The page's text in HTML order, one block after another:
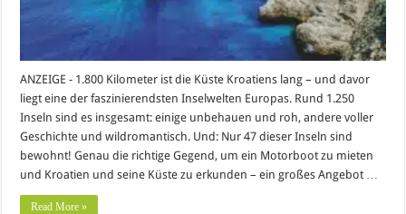
ANZEIGE - 1.800 Kilometer ist die Küste Kroatiens lang – und davor
liegt eine der faszinierendsten Inselwelten Europas. Rund 1.250
Inseln sind es insgesamt: einige unbehauen und roh, andere voller
Geschichte und wildromantisch. Und: Nur 47 dieser Inseln sind
bewohnt! Genau die richtige Gegend, um ein Motorboot zu mieten
und Kroatien und seine Küste zu erkunden – ein großes Angebot …
Read More »